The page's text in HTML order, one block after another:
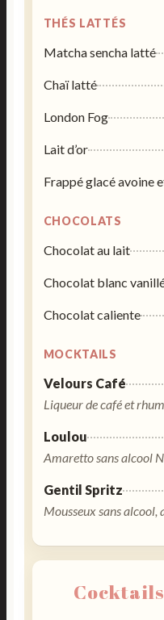
THÉS LATTÉS
Matcha sencha latté
Chaï latté
London Fog
Lait d’or
Frappé glacé avoine
CHOCOLATS
Chocolat au lait
Chocolat blanc
Chocolat caliente
MOCKTAILS
Velours Café
Liqueur de café et
Loulou
Amaretto sans alcool
Gentil Spritz
Mousseux sans